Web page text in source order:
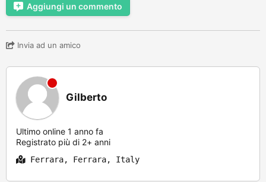
Aggiungi un commento
Invia ad un amico
Gilberto
Ultimo online 1 anno fa
Registrato più di 2+ anni
Ferrara, Ferrara, Italy